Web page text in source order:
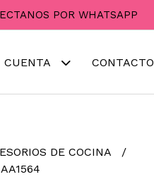
POR WHATSAPP
CUENTA CONTACTO
DE COCINA